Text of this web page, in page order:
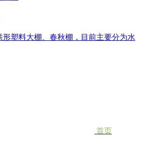
形塑料大棚、春秋棚，目前主要分为水
首页